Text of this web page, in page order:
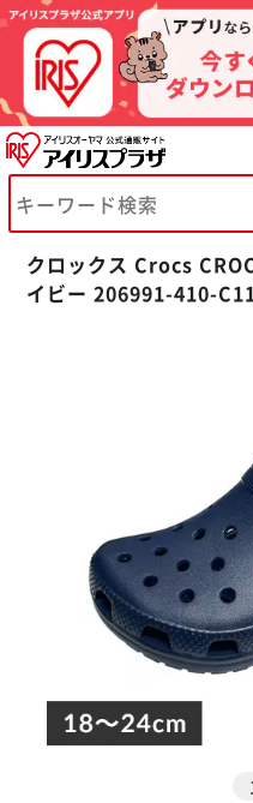
クロックス Crocs
イビー 206991-410-
カートに入れる